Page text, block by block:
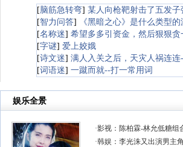
[脑筋急转弯] 某人向枪靶射击了五发子
[智力问答] 《黑暗之心》是什么类型的
[名称迷] 希望多多引资金，然后狠狠贪
[字谜] 爱上姣娥
[诗文迷] 满人入关之后，天灾人祸连连
[词语迷] 一蹴而就--打一常用词